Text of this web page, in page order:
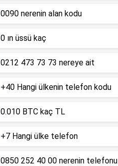
0090 nerenin alan kodu
0 ın üssü kaç
0212 473 73 73 nereye ait
+40 Hangi ülkenin telefon kodu
0.010 BTC kaç TL
+7 Hangi ülke telefon
0850 252 40 00 nerenin telefonu